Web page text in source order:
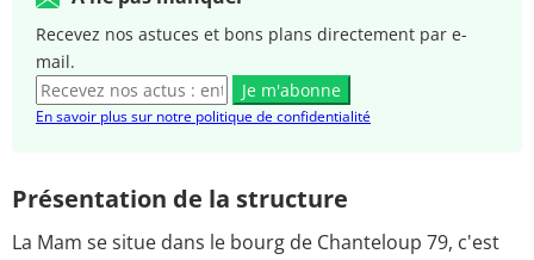
Recevez nos astuces et bons plans directement par e-
mail.
Je m'abonne
En savoir plus sur notre politique de confidentialité
Présentation de la structure
La Mam se situe dans le bourg de Chanteloup 79, c'est